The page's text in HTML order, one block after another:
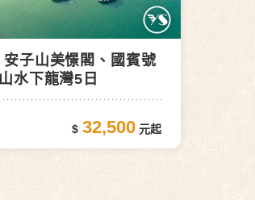
子山美憬閣、國賓號
水下龍灣5日
32,500